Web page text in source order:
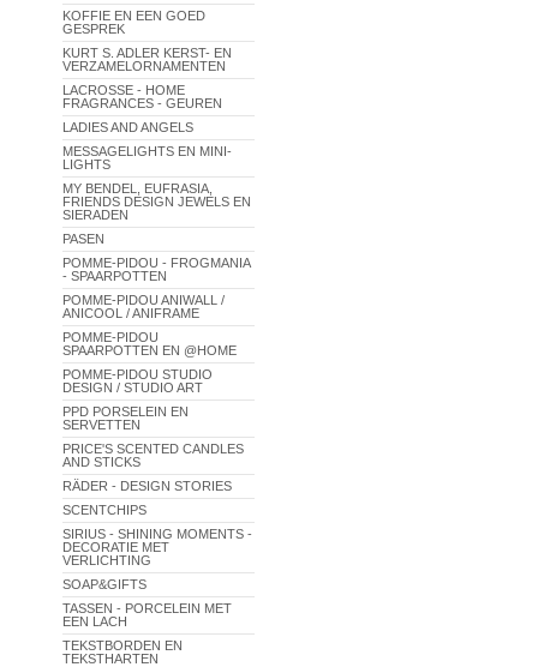
KOFFIE EN EEN GOED
GESPREK
KURT S. ADLER KERST- EN
VERZAMELORNAMENTEN
LACROSSE - HOME
FRAGRANCES - GEUREN
LADIES AND ANGELS
MESSAGELIGHTS EN MINI-
LIGHTS
MY BENDEL, EUFRASIA,
FRIENDS DESIGN JEWELS EN
SIERADEN
PASEN
POMME-PIDOU - FROGMANIA
- SPAARPOTTEN
POMME-PIDOU ANIWALL /
ANICOOL / ANIFRAME
POMME-PIDOU
SPAARPOTTEN EN @HOME
POMME-PIDOU STUDIO
DESIGN / STUDIO ART
PPD PORSELEIN EN
SERVETTEN
PRICE'S SCENTED CANDLES
AND STICKS
RÄDER - DESIGN STORIES
SCENTCHIPS
SIRIUS - SHINING MOMENTS -
DECORATIE MET
VERLICHTING
SOAP&GIFTS
TASSEN - PORCELEIN MET
EEN LACH
TEKSTBORDEN EN
TEKSTHARTEN